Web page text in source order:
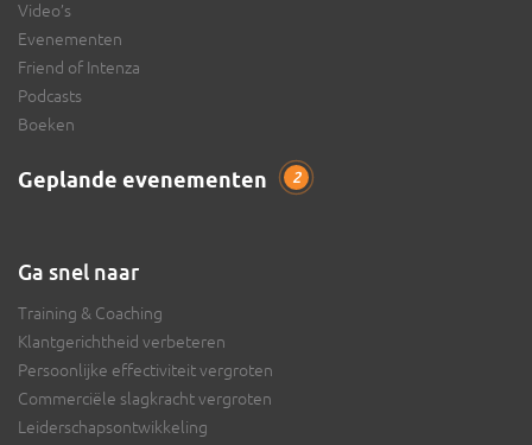
Video’s
Evenementen
Friend of Intenza
Podcasts
Boeken
Geplande evenementen 2
Ga snel naar
Training & Coaching
Klantgerichtheid verbeteren
Persoonlijke effectiviteit vergroten
Commerciële slagkracht vergroten
Leiderschapsontwikkeling